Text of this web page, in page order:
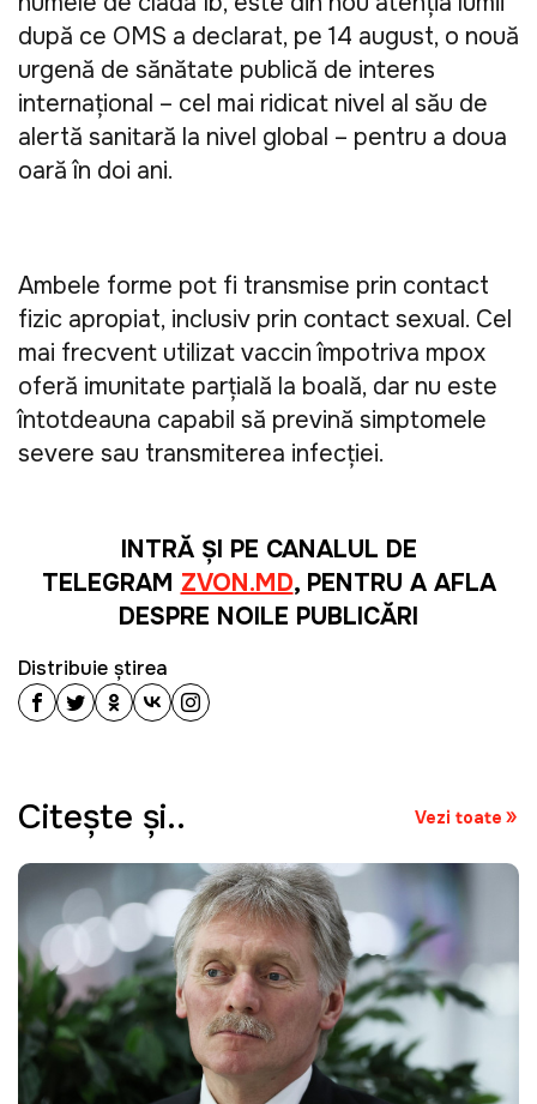
după ce OMS a declarat, pe 14 august, o nouă
urgenţă de sănătate publică de interes
internaţional – cel mai ridicat nivel al său de
alertă sanitară la nivel global – pentru a doua
oară în doi ani.
Ambele forme pot fi transmise prin contact
fizic apropiat, inclusiv prin contact sexual. Cel
mai frecvent utilizat vaccin împotriva mpox
oferă imunitate parţială la boală, dar nu este
întotdeauna capabil să prevină simptomele
severe sau transmiterea infecţiei.
INTRĂ ȘI PE CANALUL DE
TELEGRAM ZVON.MD, PENTRU A AFLA
DESPRE NOILE PUBLICĂRI
Distribuie știrea
Citeşte şi.. Vezi toate